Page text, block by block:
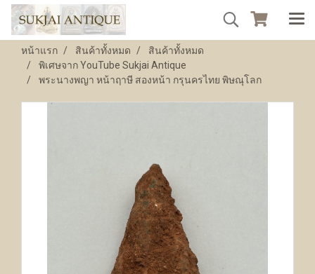
หน้าแรก สินค้าทั้งหมด
สินค้าทั้งหมด
พิเศษจาก YouTube Sukjai Antique
พระนางพญา หน้าฤาษี สองหน้า กรุนครไทย พิษณุโลก